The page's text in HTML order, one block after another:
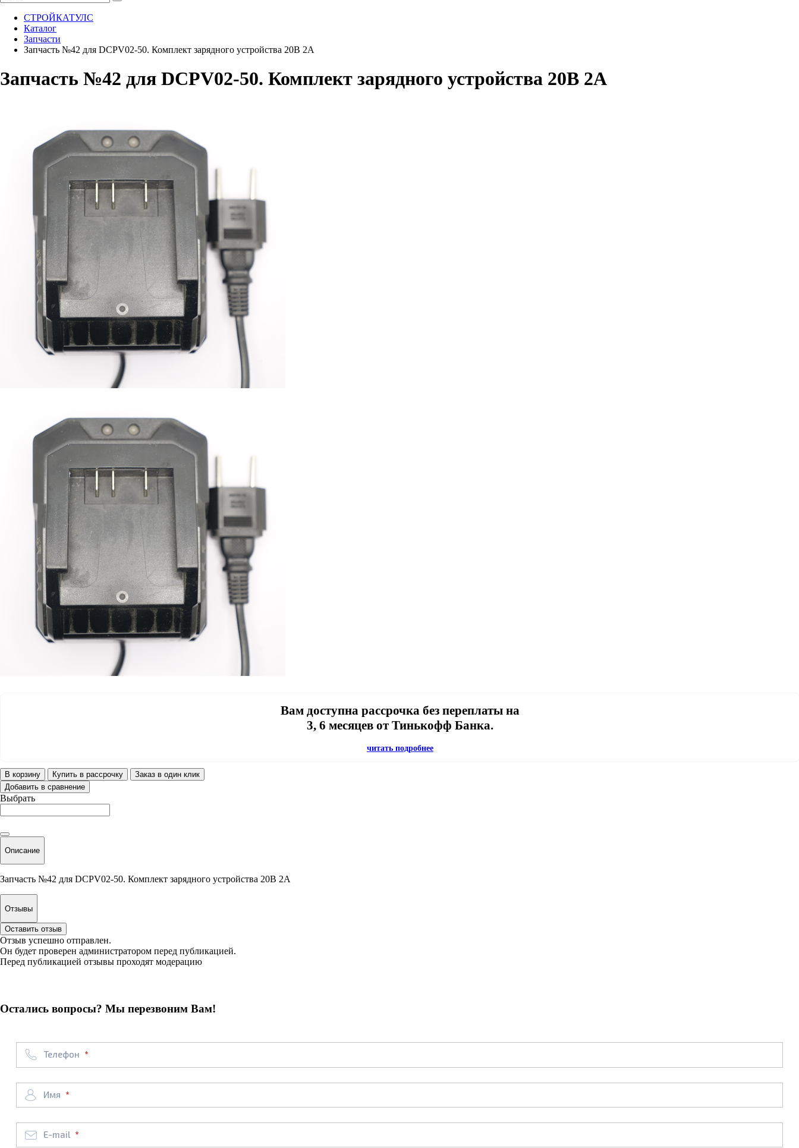
СТРОЙКАТУЛС
Каталог
Запчасти
Запчасть №42 для DCPV02-50. Комплект зарядного устройства 20В 2A
Запчасть №42 для DCPV02-50. Комплект зарядного устройства 20В 2A
Вам доступна рассрочка без переплаты на
3, 6 месяцев от Тинькофф Банка.
читать подробнее
В корзину Купить в рассрочку
Заказ в один клик
Добавить в сравнение
Выбрать
Описание
Запчасть №42 для DCPV02-50. Комплект зарядного устройства 20В 2A
Отзывы
Оставить отзыв
Отзыв успешно отправлен.
Он будет проверен администратором перед публикацией.
Перед публикацией отзывы проходят модерацию
Остались вопросы? Мы перезвоним Вам!
Телефон
Имя
E-mail